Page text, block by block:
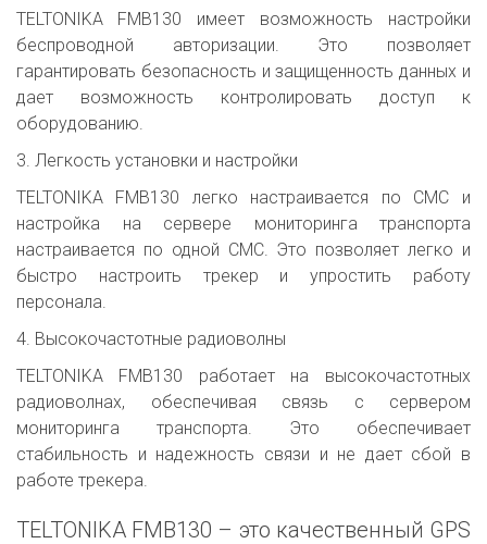
TELTONIKA FMB130 имеет возможность настройки
беспроводной авторизации. Это позволяет
гарантировать безопасность и защищенность данных и
дает возможность контролировать доступ к
оборудованию.
3. Легкость установки и настройки
TELTONIKA FMB130 легко настраивается по СМС и
настройка на сервере мониторинга транспорта
настраивается по одной СМС. Это позволяет легко и
быстро настроить трекер и упростить работу
персонала.
4. Высокочастотные радиоволны
TELTONIKA FMB130 работает на высокочастотных
радиоволнах, обеспечивая связь с сервером
мониторинга транспорта. Это обеспечивает
стабильность и надежность связи и не дает сбой в
работе трекера.
TELTONIKA FMB130 – это качественный GPS